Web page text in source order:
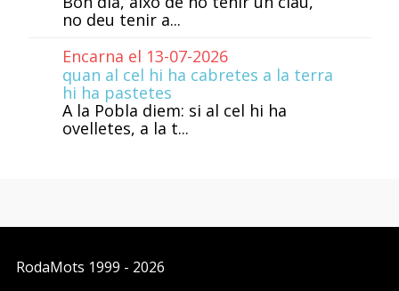
no deu tenir a...
Encarna el 13-07-2026
quan al cel hi ha cabretes a la terra
hi ha pastetes
A la Pobla diem: si al cel hi ha
ovelletes, a la t...
RodaMots 1999 - 2026